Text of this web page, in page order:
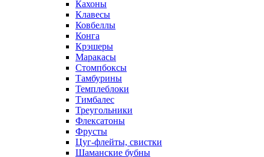
Кахоны
Клавесы
Ковбеллы
Конга
Крэшеры
Маракасы
Стомпбоксы
Тамбурины
Темплеблоки
Тимбалес
Треугольники
Флексатоны
Фрусты
Цуг-флейты, свистки
Шаманские бубны